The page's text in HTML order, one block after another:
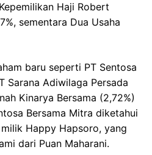
Haji Robert
sementara Dua Usaha
baru seperti PT Sentosa
Sarana Adiwilaga Persada
Kinarya Bersama (2,72%)
Bersama Mitra diketahui
Happy Hapsoro, yang
dari Puan Maharani.